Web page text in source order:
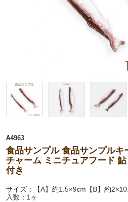
A4963
食品サンプル 食品サンプルキ
チャーム ミニチュアフード
付き
サイズ：【A】約1.5×9cm【B】約
入数：1ヶ